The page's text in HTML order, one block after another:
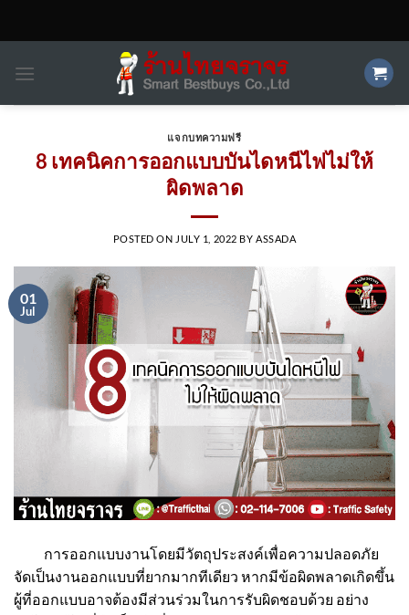
แจกบทความฟรี
8 เทคนิคการออกแบบบันไดหนีไฟไม่ให้
ผิดพลาด
POSTED ON JULY 1, 2022 BY ASSADA
01
Jul
การออกแบบงานโดยมีวัตถุประสงค์เพื่อความปลอดภัย
จัดเป็นงานออกแบบที่ยากมากทีเดียว หากมีข้อผิดพลาดเกิดขึ้น
ผู้ที่ออกแบบอาจต้องมีส่วนร่วมในการรับผิดชอบด้วย อย่าง